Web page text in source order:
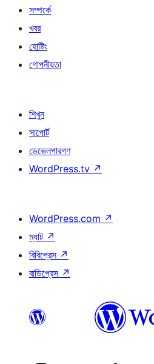
সম্পর্কে
খবর
হোষ্টিং
গোপনীয়তা
শিখুন
সাপোর্ট
ডেভেলপারগণ
WordPress.tv ↗
WordPress.com ↗
ম্যাট ↗
বিবিপ্রেস ↗
বাডিপ্রেস ↗